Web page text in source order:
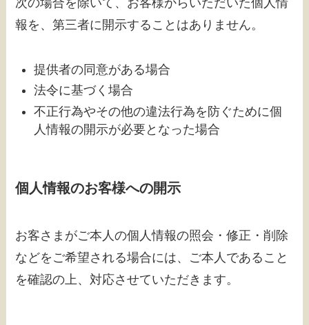
次の場合を除いて、お客様からいただいた個人情
報を、第三者に開示することはありません。
提供者の同意がある場合
法令に基づく場合
不正行為やその他の違法行為を防ぐために個
人情報の開示が必要となった場合
個人情報のお客様への開示
お客さまがご本人の個人情報の照会・修正・削除
などをご希望される場合には、ご本人であること
を確認の上、対応させていただきます。